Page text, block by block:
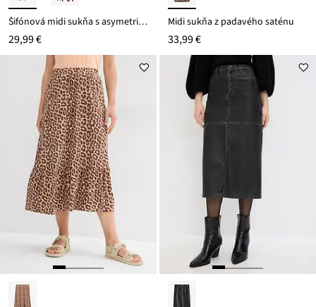
Šifónová midi sukňa s asymetrickým lemom
29,99 €
Midi sukňa z padavého saténu
33,99 €